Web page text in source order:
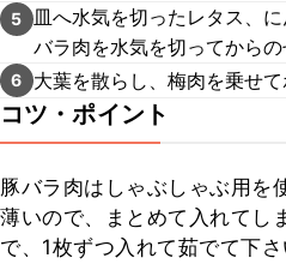
5
皿へ水気を切ったレタス、
バラ肉を水気を切ってからの
6 大葉を散らし、梅肉を乗せ
コツ・ポイント
豚バラ肉はしゃぶしゃぶ用を
薄いので、まとめて入れてし
で、1枚ずつ入れて茹でて下さ